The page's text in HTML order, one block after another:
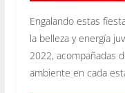
Engalando estas
la belleza y energía
2022, acompañadas
ambiente en cada